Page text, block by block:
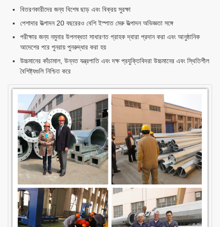
বিতরণকারীদের জন্য বিশেষ ছাড় এবং বিক্রয় সুরক্ষা
পেশাদার উত্পাদন 20 বছরেরও বেশি ইস্পাত মেরু উত্পাদন অভিজ্ঞতা সঙ্গে
পরীক্ষার জন্য নমুনার উপলব্ধতা সাধারণত গ্রাহক দ্বারা প্রদান করা এবং আনুষ্ঠানিক
আদেশের পরে পুনরায় পুনরুদ্ধার করা হয়
উচ্চমানের কাঁচামাল, উন্নত যন্ত্রপাতি এবং দক্ষ প্রযুক্তিবিদরা উচ্চমানের এবং স্থিতিশীল
বৈশিষ্ট্যগুলি নিশ্চিত করে